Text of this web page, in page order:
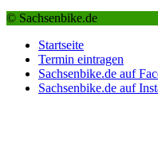
© Sachsenbike.de
Startseite
Termin eintragen
Sachsenbike.de auf
Sachsenbike.de auf